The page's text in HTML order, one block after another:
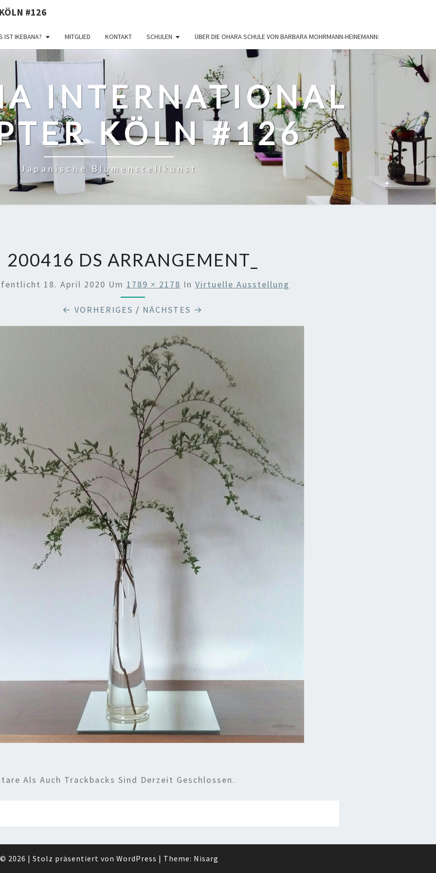
#126
IST IKEBANA? MITGLIED KONTAKT SCHULEN ÜBER DIE OHARA SCHULE VON BARBARA MOHRMANN-HEINEMANN:
INTERNATIONAL
KÖLN #126
Japanische Blumenstellkunst
200416 DS ARRANGEMENT_
18. April 2020 Um 1789 × 2178 In Virtuelle Ausstellung
← VORHERIGES / NÄCHSTES →
Als Auch Trackbacks Sind Derzeit Geschlossen.
© 2026 | Stolz präsentiert von WordPress | Theme: Nisarg